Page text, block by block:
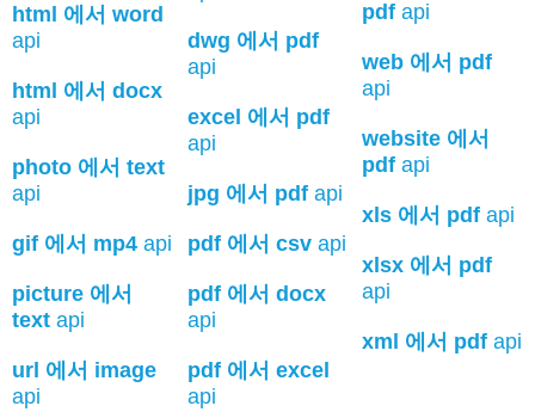
html 에서 word
api
html 에서 docx
api
photo 에서 text
api
gif 에서 mp4 api
picture 에서
text api
url 에서 image
api
dwg 에서 pdf
api
excel 에서 pdf
api
jpg 에서 pdfapi
pdf 에서 csvapi
pdf 에서 docx
api
pdf 에서 excel
api
pdf api
web 에서 pdf
api
website 에서
pdf api
xls 에서 pdf api
xlsx 에서 pdf
api
xml 에서 pdf api